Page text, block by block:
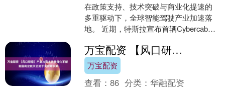
在政策支持、技术突破与商业化提速的
多重驱动下，全球智能驾驶产业加速落
地。 近期，特斯拉宣布首辆Cybercab在
球首款原生无方....
万宝配资 【风口研报】产业与资本消息催化不断 我国商业航天正处于关键增长期
万宝配资
查看：86 分类：华融配资